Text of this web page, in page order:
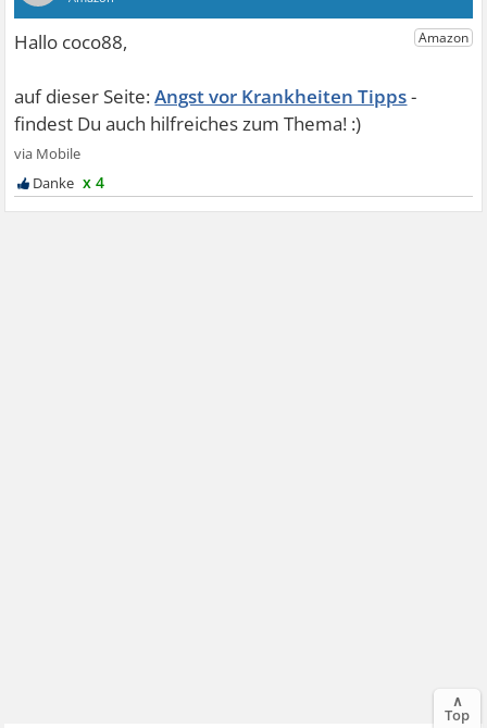
Angst vor Krankheiten Tipps
x 4
∧
Top